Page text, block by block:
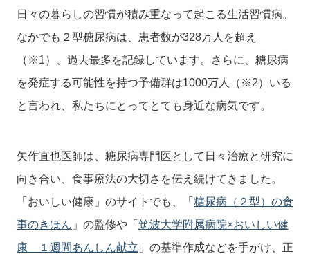
日々の暮らしの習慣が積み重なって起こる生活習慣病。
なかでも２型糖尿病は、患者数が328万人を超え
（※1）、過去最多を記録しています。さらに、糖尿病
を発症する可能性を持つ予備群は1000万人（※2）いる
と言われ、私たちにとってとても身近な病気です。
矢作直也医師は、糖尿病専門医として日々治療と研究に
向き合い、食事療法の大切さを伝え続けてきました。
「おいしい健康」のサイトでも、「 糖尿病（２型）の食
事のきほん 」の監修や「 筑波大学附属病院×おいしい健
康 １週間あんしん献立 」の基準作成などを手がけ、正